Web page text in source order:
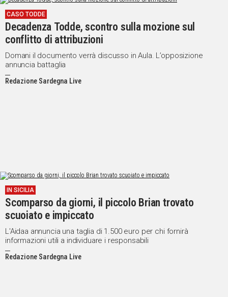
CASO TODDE
Decadenza Todde, scontro sulla mozione sul
conflitto di attribuzioni
Domani il documento verrà discusso in Aula. L’opposizione
annuncia battaglia
Redazione Sardegna Live
IN SICILIA
Scomparso da giorni, il piccolo Brian trovato
scuoiato e impiccato
L'Aidaa annuncia una taglia di 1.500 euro per chi fornirà
informazioni utili a individuare i responsabili
Redazione Sardegna Live